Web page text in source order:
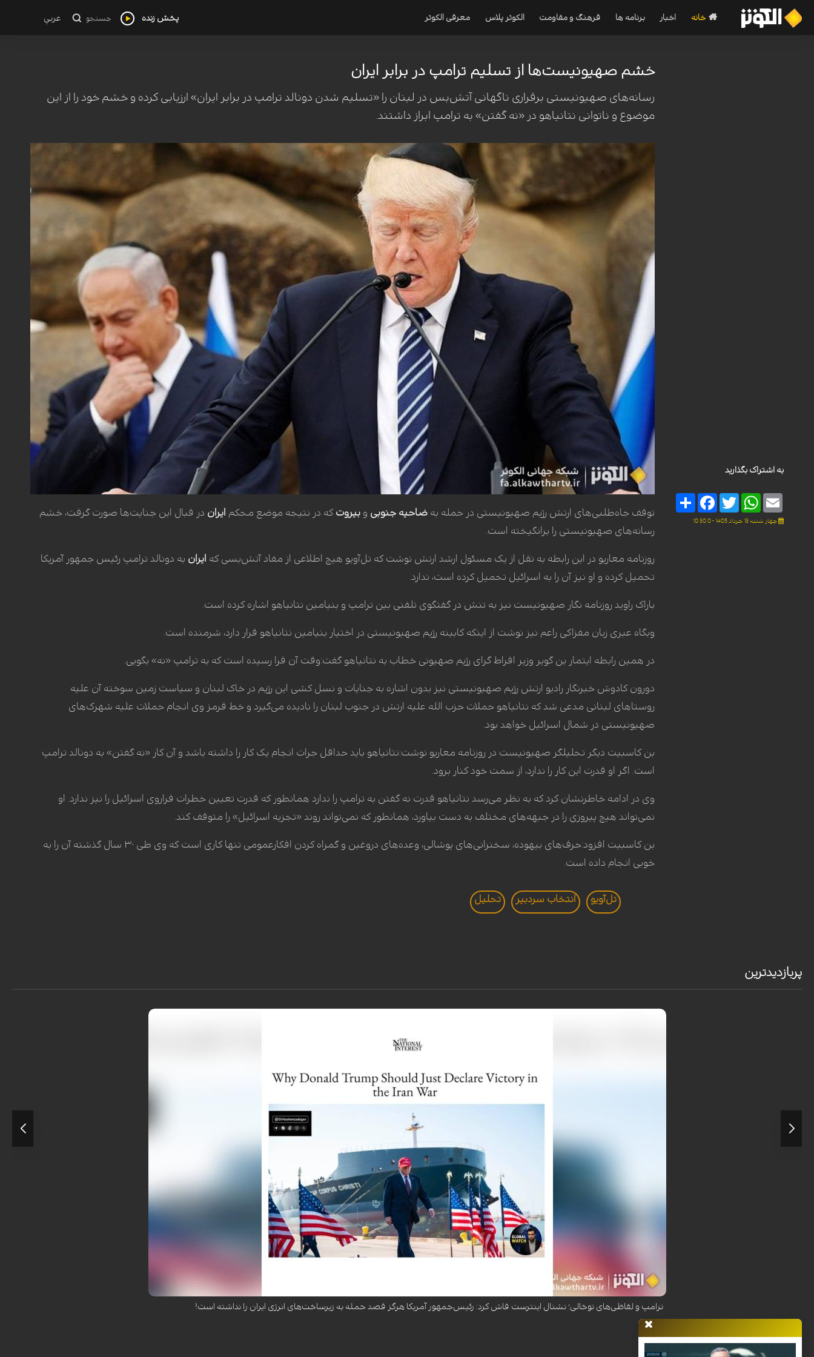
خانه اخبار برنامه ها فرهنگ و مقاومت الکوثر پلاس معرفی الکوثر پخش زنده جستجو عربي
به اشتراک بگذارید
Share
FacebookTwitter
WhatsAppEmail
چهار شنبه 13 خرداد 1405 - 10:30:0
خشم صهیونیست‌ها از تسلیم ترامپ در برابر ایران
رسانه‌های صهیونیستی برقراری ناگهانی آتش‌بس در لبنان را «تسلیم شدن دونالد ترامپ در برابر ایران» ارزیابی کرده و خشم خود را از این
موضوع و ناتوانی نتانیاهو در «نه گفتن» به ترامپ ابراز داشتند.
توقف جاه‌طلبی‌های ارتش رژیم صهیونیستی در حمله به ضاحیه جنوبی و بیروت که در نتیجه موضع محکم ایران در قبال این جنایت‌ها صورت گرفت، خشم
رسانه‌های صهیونیستی را برانگیخته است.
روزنامه معاریو در این رابطه به نقل از یک مسئول ارشد ارتش نوشت که تل‌آویو هیچ اطلاعی از مفاد آتش‌بسی که ایران به دونالد ترامپ رئیس جمهور آمریکا
تحمیل کرده و او نیز آن را به اسرائیل تحمیل کرده است، ندارد.
باراک راوید روزنامه نگار صهیونیست نیز به تنش در گفتگوی تلفنی بین ترامپ و بنیامین نتانیاهو اشاره کرده است.
وبگاه عبری زبان مفزاکی راعم نیز نوشت از اینکه کابینه رژیم صهیونیستی در اختیار بنیامین نتانیاهو قرار دارد، شرمنده است.
در همین رابطه ایتمار بن گویر وزیر افراط گرای رژیم صهیونی خطاب به نتانیاهو گفت:وقت آن فرا رسیده است که به ترامپ «نه» بگویی.
دورون کادوش خبرنگار رادیو ارتش رژیم صهیونیستی نیز بدون اشاره به جنایات و نسل کشی این رژیم در خاک لبنان و سیاست زمین سوخته آن علیه
روستاهای لبنانی مدعی شد که نتانیاهو حملات حزب الله علیه ارتش در جنوب لبنان را نادیده می‌گیرد و خط قرمز وی انجام حملات علیه شهرک‌های
صهیونیستی در شمال اسرائیل خواهد بود.
بن کاسبیت دیگر تحلیلگر صهیونیست در روزنامه معاریو نوشت:نتانیاهو باید حداقل جرات انجام یک کار را داشته باشد و آن کار «نه گفتن» به دونالد ترامپ
است. اگر او قدرت این کار را ندارد، از سمت خود کنار برود.
وی در ادامه خاطرنشان کرد که به نظر می‌رسد نتانیاهو قدرت نه گفتن به ترامپ را ندارد همانطور که قدرت تعیین خطرات فراروی اسرائیل را نیز ندارد. او
نمی‌تواند هیچ پیروزی را در جبهه‌های مختلف به دست بیاورد، همانطور که نمی‌تواند روند «تجزیه اسرائیل» را متوقف کند.
بن کاسبیت افزود:حرف‌های بیهوده، سخنرانی‌های پوشالی، وعده‌های دروغین و گمراه کردن افکارعمومی تنها کاری است که وی طی ۳۰ سال گذشته آن را به
خوبی انجام داده است.
تل‌آویو انتخاب سردبير تحليل
پربازدیدترین
نشریه نشنال اینترست در گزارشی تکان‌دهنده پرده از بزرگ‌ترین بلوف سیاسی کاخ سفید برداشت و فاش کرد که دونالد ترامپ، علی‌رغم تهدیدهای مکرر و لفاظی‌های
ترامپ و لفاظی‌های توخالی؛ نشنال اینترست فاش کرد: رئیس‌جمهور آمریکا هرگز قصد حمله به زیرساخت‌های انرژی ایران را نداشته است!